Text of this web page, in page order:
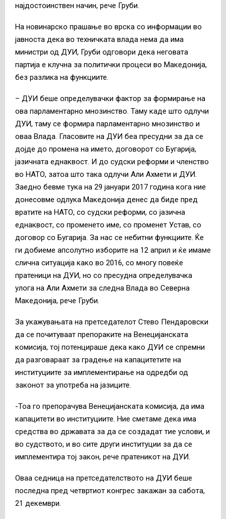
најдостоинствен начин, рече Груби.
На новинарско прашање во врска со информации во
јавноста дека во техничката влада нема да има
министри од ДУИ, Груби одговори дека неговата
партија е клучна за политички процеси во Македонија,
без разлика на функциите.
– ДУИ беше определувачки фактор за формирање на
ова парламентарно мнозинство. Таму каде што одлучи
ДУИ, таму се формира парламентарно мнозинство и
оваа Влада. Гласовите на ДУИ беа пресудни за да се
дојде до промена на името, договорот со Бугарија,
јазичната еднаквост. И до судски реформи и членство
во НАТО, затоа што така одлучи Али Ахмети и ДУИ.
Заедно бевме тука на 29 јануари 2017 година кога ние
донесовме одлука Македонија денес да биде пред
вратите на НАТО, со судски реформи, со јазична
еднаквост, со променето име, со променет Устав, со
договор со Бугарија. За нас се небитни функциите. Ќе
ги добиеме апсолутно изборите на 12 април и ќе имаме
слична ситуација како во 2016, со многу повеќе
пратеници на ДУИ, но со пресудна определувачка
улога на Али Ахмети за следна Влада во Северна
Македонија, рече Груби.
За укажувањата на претседателот Стево Пендаровски
да се почитуваат препораките на Венецијанската
комисија, тој потенцираше дека како ДУИ се спремни
да разговараат за градење на капацитетите на
институциите за имплементирање на одредби од
законот за употреба на јазиците.
-Тоа го препорачува Венецијанската комисија, да има
капацитети во институциите. Ние сметаме дека има
средства во државата за да се создадат тие услови, и
во судството, и во сите други институции за да се
имплементира тој закон, рече пратеникот на ДУИ.
Оваа седница на претседателството на ДУИ беше
последна пред четвртиот конгрес закажан за сабота,
21 декември.